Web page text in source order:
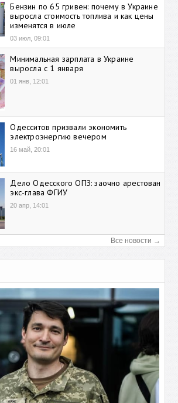
Бензин по 65 гривен: почему в Украине
выросла стоимость топлива и как цены
изменятся в июле
03 июл, 09:01
Минимальная зарплата в Украине
выросла с 1 января
01 янв, 12:01
Одесситов призвали экономить
электроэнергию вечером
16 май, 20:01
Дело Одесского ОПЗ: заочно арестован
экс-глава ФГИУ
20 апр, 14:01
Все новости →